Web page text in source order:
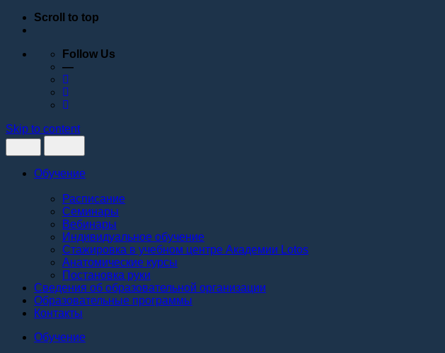
Scroll to top
Follow Us
—
Skip to content
Обучение
Расписание
Семинары
Вебинары
Индивидуальное обучение
Стажировка в учебном центре Академии Lotos
Анатомические курсы
Постановка руки
Сведения об образовательной организации
Образовательные программы
Контакты
Обучение